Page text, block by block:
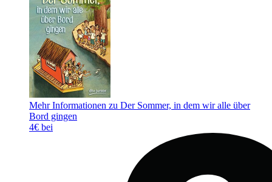
Mehr Informationen zu Der Sommer, in dem wir alle über
Bord gingen
4€ bei